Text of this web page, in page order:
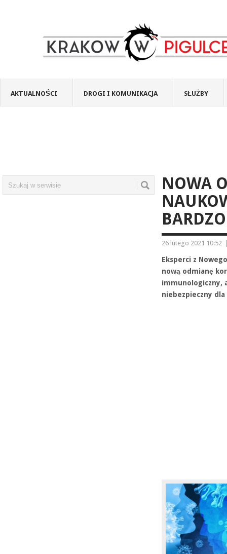
AKTUALNOŚCI DROGI I KOMUNIKACJA SŁUŻBY
NOWA
26 lutego 2021 10:52
Eksperci z
nową odmianę
immunologiczny,
niebezpieczny